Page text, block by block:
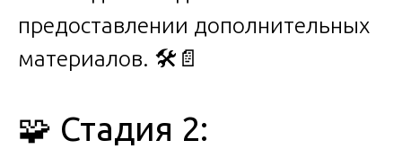
предоставлении дополнительных
материалов. 🛠️📄
🧩 Стадия 2: